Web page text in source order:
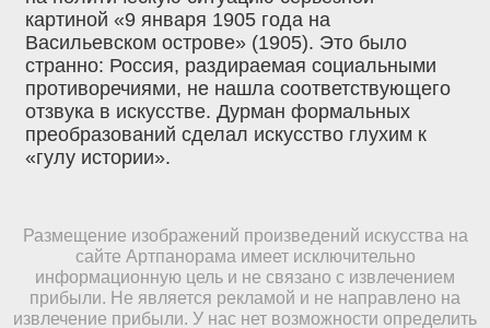
картиной «9 января 1905 года на
Васильевском острове» (1905). Это было
странно: Россия, раздираемая социальными
противоречиями, не нашла соответствующего
отзвука в искусстве. Дурман формальных
преобразований сделал искусство глухим к
«гулу истории».
Размещение изображений произведений искусства на
сайте Артпанорама имеет исключительно
информационную цель и не связано с извлечением
прибыли. Не является рекламой и не направлено на
извлечение прибыли. У нас нет возможности определить